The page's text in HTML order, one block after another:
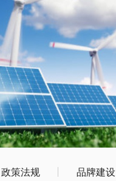
政策法规 品牌建设